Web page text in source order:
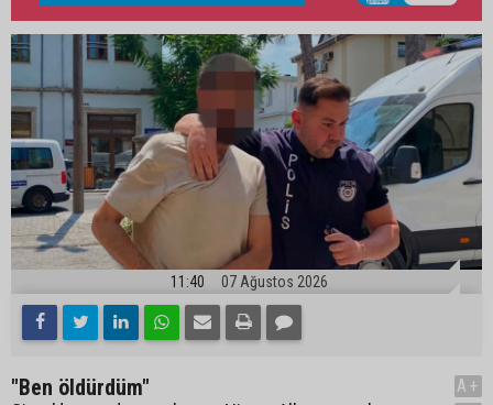
11:40 07 Ağustos 2026
"Ben öldürdüm"
A+